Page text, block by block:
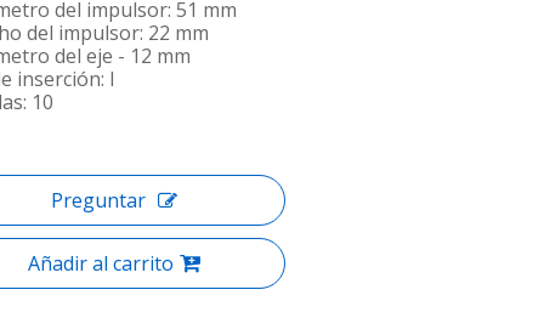
del impulsor: 51 mm
del impulsor: 22 mm
del eje - 12 mm
inserción: I
10
Preguntar
Añadir al carrito